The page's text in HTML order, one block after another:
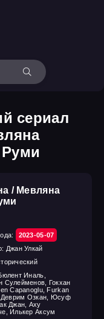
сериал
/ Мевляна
2023-05-07
Джан Улкай
Иналь,
Сулейменов, Гокхан
Capanoglu, Furkan
Деврим Озкан, Юсуф
Джан, Аху
Илькер Аксум